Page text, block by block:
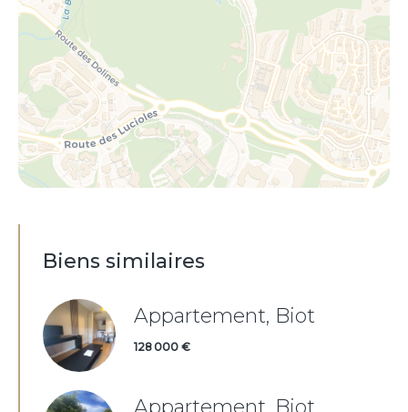
Biens similaires
Appartement, Biot
128 000 €
Appartement, Biot